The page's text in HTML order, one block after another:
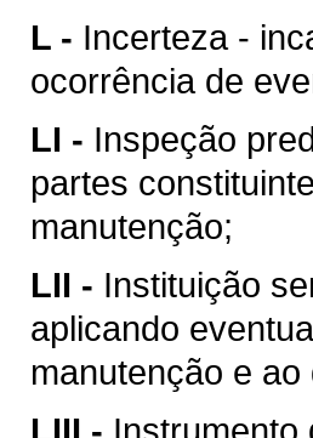
L - Incerteza -
ocorrência de
LI - Inspeção
partes
manutenção;
LII - Instituição
aplicando
manutenção e